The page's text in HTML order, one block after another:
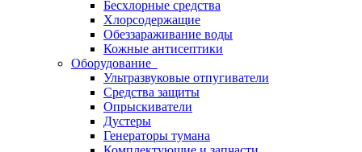
Бесхлорные средства
Хлорсодержащие
Обеззараживание воды
Кожные антисептики
Оборудование
Ультразвуковые отпугиватели
Средства защиты
Опрыскиватели
Дустеры
Генераторы тумана